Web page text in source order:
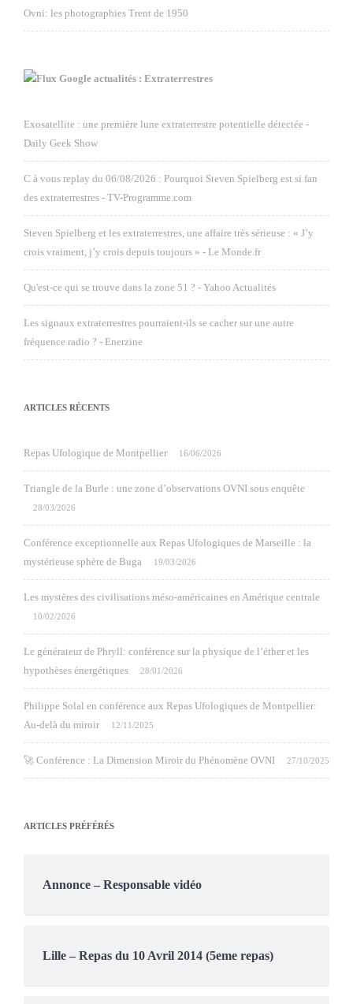
Ovni: les photographies Trent de 1950
Google actualités : Extraterrestres
Exosatellite : une première lune extraterrestre potentielle détectée -
Daily Geek Show
C à vous replay du 06/08/2026 : Pourquoi Steven Spielberg est si fan
des extraterrestres - TV-Programme.com
Steven Spielberg et les extraterrestres, une affaire très sérieuse : « J’y
crois vraiment, j’y crois depuis toujours » - Le Monde.fr
Qu'est-ce qui se trouve dans la zone 51 ? - Yahoo Actualités
Les signaux extraterrestres pourraient-ils se cacher sur une autre
fréquence radio ? - Enerzine
ARTICLES RÉCENTS
Repas Ufologique de Montpellier 16/06/2026
Triangle de la Burle : une zone d’observations OVNI sous enquête
28/03/2026
Conférence exceptionnelle aux Repas Ufologiques de Marseille : la
mystérieuse sphère de Buga
19/03/2026
Les mystères des civilisations méso-américaines en Amérique centrale
10/02/2026
Le générateur de Phryll: conférence sur la physique de l’éther et les
hypothèses énergétiques
28/01/2026
Philippe Solal en conférence aux Repas Ufologiques de Montpellier:
Au-delà du miroir
12/11/2025
🚀 Conférence : La Dimension Miroir du Phénomène OVNI 27/10/2025
ARTICLES PRÉFÉRÉS
Annonce – Responsable vidéo
Lille – Repas du 10 Avril 2014 (5eme repas)